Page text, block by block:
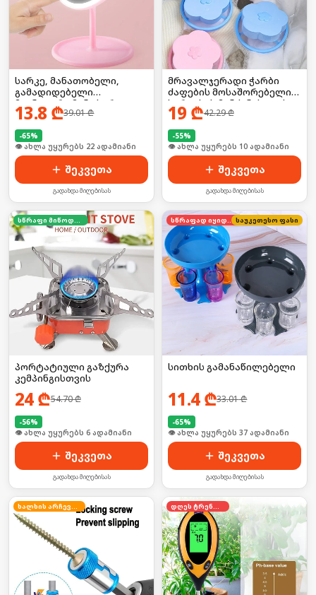
სარკე, მანათობელი,
გამადიდებელი
მაგნიტური მინი სარკით,
ელექტრო
13.8 ₾39.01₾
-65%
🛒 ბოლო 24სთ-ში იყიდა 28-მა
შეკვეთა
გადახდა მიღებისას
მრავალჯერადი ჭარბი
ძაფების მოსაშორებელი
სარეცხის მანქანისთვის
19 ₾42.29₾
-55%
🛒 ბოლო 24სთ-ში იყიდა 16-მა
შეკვეთა
გადახდა მიღებისას
პორტატიული გაზქურა
კემპინგისთვის
24₾54.70₾
-56%
🛒 ბოლო 24სთ-ში იყიდა 9-მა
შეკვეთა
გადახდა მიღებისას
სწრაფად იყიდება საუკეთესო ფასი
სითხის გამანაწილებელი
11.4₾33.01₾
-65%
🛒 ბოლო 24სთ-ში იყიდა 8-მა
შეკვეთა
გადახდა მიღებისას